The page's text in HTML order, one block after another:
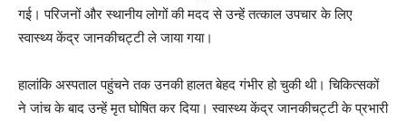
गई। परिजनों और स्थानीय लोगों की मदद से उन्हें तत्काल उपचार के लिए
स्वास्थ्य केंद्र जानकीचट्टी ले जाया गया।
हालांकि अस्पताल पहुंचने तक उनकी हालत बेहद गंभीर हो चुकी थी। चिकित्सकों
ने जांच के बाद उन्हें मृत घोषित कर दिया। स्वास्थ्य केंद्र जानकीचट्टी के प्रभारी